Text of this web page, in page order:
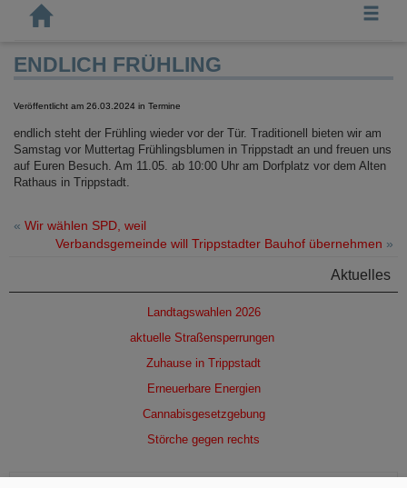
ENDLICH FRÜHLING
Veröffentlicht am 26.03.2024 in Termine
endlich steht der Frühling wieder vor der Tür. Traditionell bieten wir am
Samstag vor Muttertag Frühlingsblumen in Trippstadt an und freuen uns
auf Euren Besuch. Am 11.05. ab 10:00 Uhr am Dorfplatz vor dem Alten
Rathaus in Trippstadt.
« Wir wählen SPD, weil
Verbandsgemeinde will Trippstadter Bauhof übernehmen »
Aktuelles
Landtagswahlen 2026
aktuelle Straßensperrungen
Zuhause in Trippstadt
Erneuerbare Energien
Cannabisgesetzgebung
Störche gegen rechts